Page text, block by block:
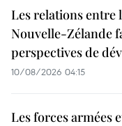
Les relations entre
Nouvelle-Zélande
perspectives de
10/08/2026 04:15
Les forces armées